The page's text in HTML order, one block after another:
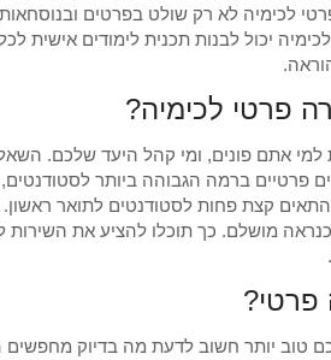
לכימיה לא רק שולט בפרטים
יכול לבנות תכנית לימודים
פרטי לכימיה?
אתם פונים, ומי קהל היעד שלכם.
פרטיים ברמה הגבוהה ביותר
להתאים קצת פחות לסטודנטים לתואר
מושלם. כך תוכלו להציע את השירות
פרטי?
טוב יותר חשוב לדעת מה בדיוק מחפשים